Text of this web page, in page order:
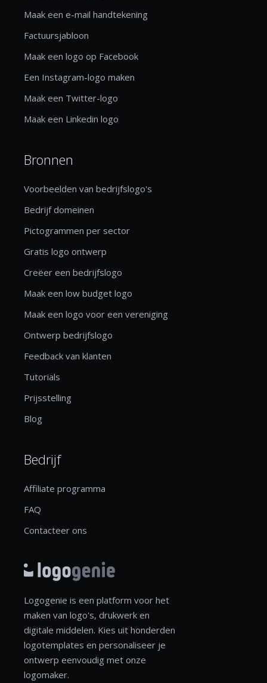
Maak een e-mail handtekening
Factuursjabloon
Maak een logo op Facebook
Een Instagram-logo maken
Maak een Twitter-logo
Maak een Linkedin logo
Bronnen
Voorbeelden van bedrijfslogo's
Bedrijf domeinen
Pictogrammen per sector
Gratis logo ontwerp
Creëer een bedrijfslogo
Maak een low budget logo
Maak een logo voor een vereniging
Ontwerp bedrijfslogo
Feedback van klanten
Tutorials
Prijsstelling
Blog
Bedrijf
Affiliate programma
FAQ
Contacteer ons
Logogenie is een platform voor het
maken van logo's, drukwerk en
digitale middelen. Kies uit honderden
logotemplates en personaliseer je
ontwerp eenvoudig met onze
logomaker.